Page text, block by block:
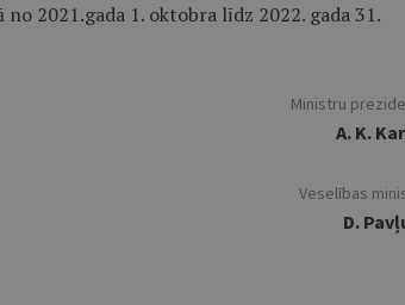
2021.gada 1. oktobra līdz 2022. gada 31.
Ministru
A. K.
Veselības
D.